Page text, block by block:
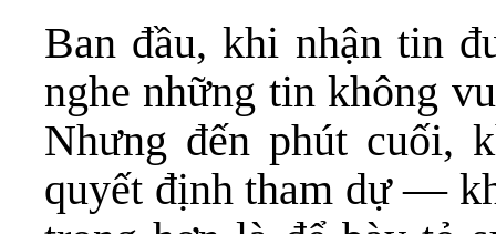
Ban đầu, khi nhận tin
nghe những tin không
Nhưng đến phút cuối,
quyết định tham dự —